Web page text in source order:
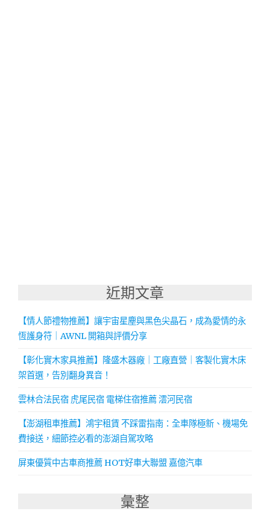
近期文章
【情人節禮物推薦】讓宇宙星塵與黑色尖晶石，成為愛情的永
恆護身符｜AWNL 開箱與評價分享
【彰化實木家具推薦】隆盛木器廠｜工廠直營｜客製化實木床
架首選，告別翻身異音！
雲林合法民宿 虎尾民宿 電梯住宿推薦 澐河民宿
【澎湖租車推薦】鴻宇租賃 不踩雷指南：全車隊極新、機場免
費接送，細節控必看的澎湖自駕攻略
屏東優質中古車商推薦 HOT好車大聯盟 嘉億汽車
彙整